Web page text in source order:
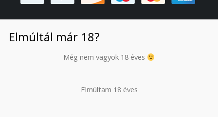
Elmúltál már 18?
Még nem vagyok 18 éves
Elmúltam 18 éves